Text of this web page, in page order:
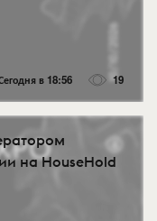
в 18:56 19
на HouseHold